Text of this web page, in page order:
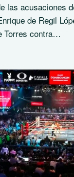
las acusaciones
de Regil
Torres contra…